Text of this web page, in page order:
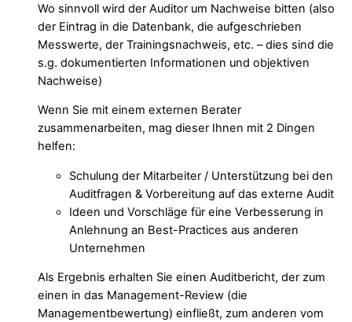
Wo sinnvoll wird der Auditor um Nachweise bitten (also
der Eintrag in die Datenbank, die aufgeschrieben
Messwerte, der Trainingsnachweis, etc. – dies sind die
s.g. dokumentierten Informationen und objektiven
Nachweise)
Wenn Sie mit einem externen Berater
zusammenarbeiten, mag dieser Ihnen mit 2 Dingen
helfen:
Schulung der Mitarbeiter / Unterstützung bei den
Auditfragen & Vorbereitung auf das externe Audit
Ideen und Vorschläge für eine Verbesserung in
Anlehnung an Best-Practices aus anderen
Unternehmen
Als Ergebnis erhalten Sie einen Auditbericht, der zum
einen in das Management-Review (die
Managementbewertung) einfließt, zum anderen vom